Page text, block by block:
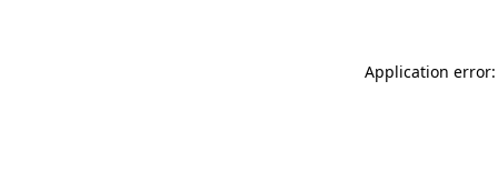
Application